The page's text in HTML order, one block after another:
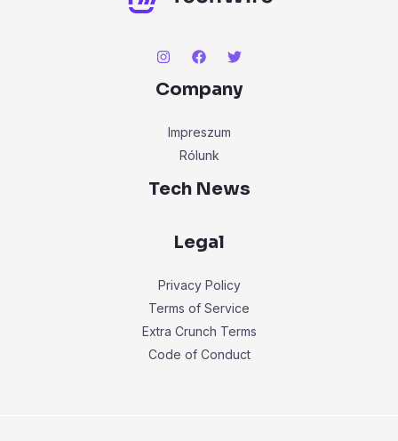
Company
Impreszum
Rólunk
Tech News
Legal
Privacy Policy
Terms of Service
Extra Crunch Terms
Code of Conduct